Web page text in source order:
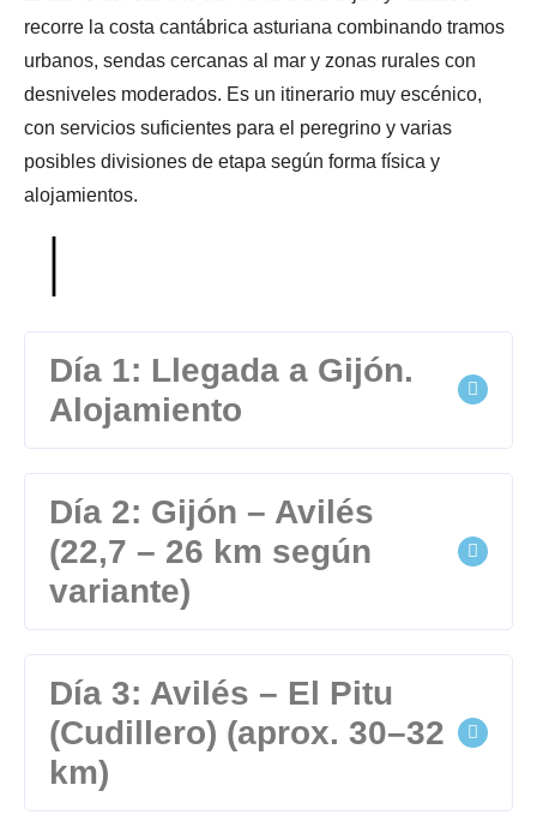
recorre la costa cantábrica asturiana combinando tramos
urbanos, sendas cercanas al mar y zonas rurales con
desniveles moderados. Es un itinerario muy escénico,
con servicios suficientes para el peregrino y varias
posibles divisiones de etapa según forma física y
alojamientos.
Día 1: Llegada a Gijón.
Alojamiento
Día 2: Gijón – Avilés
(22,7 – 26 km según
variante)
Día 3: Avilés – El Pitu
(Cudillero) (aprox. 30–32
km)